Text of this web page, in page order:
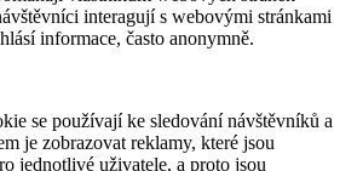
interagují s webovými stránkami
informace, často anonymně.
se používají ke sledování návštěvníků a
je zobrazovat reklamy, které jsou
jednotlivé uživatele, a proto jsou